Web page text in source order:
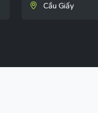
Cầu Giấy